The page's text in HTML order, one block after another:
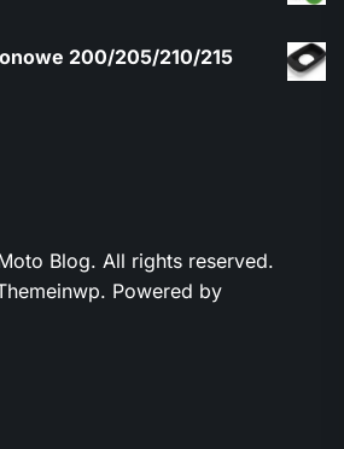
200/205/210/215
Blog. All rights reserved.
Powered by